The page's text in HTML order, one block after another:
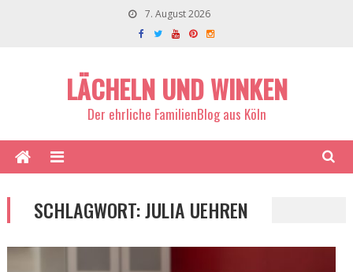
7. August 2026
LÄCHELN UND WINKEN
Der ehrliche FamilienBlog aus Köln
SCHLAGWORT:JULIA UEHREN